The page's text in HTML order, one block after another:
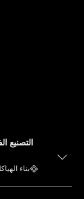
التصنيع
بناء